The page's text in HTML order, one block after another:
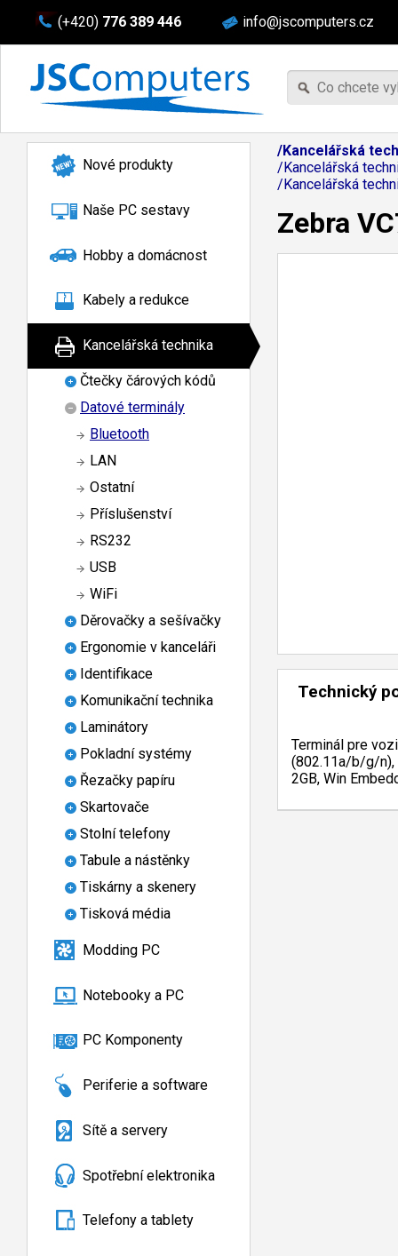
(+420) 776 389 446 info@jscomputers.cz
Nové produkty
Naše PC sestavy
Hobby a domácnost
Kabely a redukce
Kancelářská technika
Čtečky čárových kódů
Datové terminály
Bluetooth
LAN
Ostatní
Příslušenství
RS232
USB
WiFi
Děrovačky a sešívačky
Ergonomie v kanceláři
Identifikace
Komunikační technika
Laminátory
Pokladní systémy
Řezačky papíru
Skartovače
Stolní telefony
Tabule a nástěnky
Tiskárny a skenery
Tisková média
Modding PC
Notebooky a PC
PC Komponenty
Periferie a software
Sítě a servery
Spotřební elektronika
Telefony a tablety
/Kancelářská
/Kancelářská
/Kancelářská
Zebra
Technický
Terminál pre
(802.11a/b/g/n),
2GB, Win